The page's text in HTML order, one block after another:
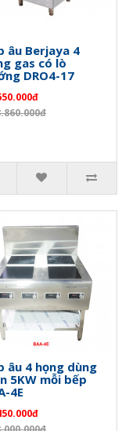
âu Berjaya 4
gas có lò
DRO4-17
âu 4 họng dùng
5KW mỗi bếp
4E